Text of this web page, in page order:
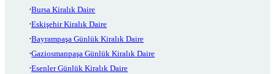
Bursa Kiralık Daire
Eskişehir Kiralık Daire
Bayrampaşa Günlük Kiralık Daire
Gaziosmanpaşa Günlük Kiralık Daire
Esenler Günlük Kiralık Daire